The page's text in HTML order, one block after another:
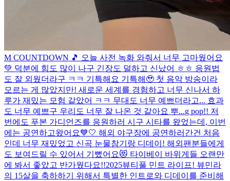
M COUNTDOWN 🎵 오늘 사전 녹화 와줘서 너무 고마웠어요
💚 덕분에 힘도 많이 나구 긴장도 덜하고 신났어 ㅎㅎ 응원법
도 잘 외웠더라구 ㅋㅋ 기특해요 기특해🥹 첫 음악 방송이라
모르는 게 많았지만! 새로운 세계를 경험하고 너무 신나서 하
루가 재밌는 모험 같았어 ㅋㅋ 무대도 너무 예쁘더라고... 효과
도 너무 예쁘구 우리도 너무 잘 나온 것 같아요 뿌...g pop!! 저
번에도 푸본 가디언즈를 응원하러 시구 시타를 왔었는데, 이번
에는 공연하고왔어요💙🤍 해외 야구장에 공연하러간건 처음
인데 너무 재밌었고 신곡 눈물참기랑 디데이! 해외팬분들에게
도 보여드릴 수 있어서 기뻤어요😻 타이베이 바위게들 오랜만
에 봐서 좋았고 반가웠다요!!2025뷰티풀 민트 라이프! 뷰민라
의 15살을 축하하기 위해서 특별한 인트로와 디데이를 준비해